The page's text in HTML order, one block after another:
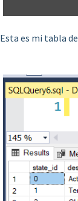
Esta es mi tabla de